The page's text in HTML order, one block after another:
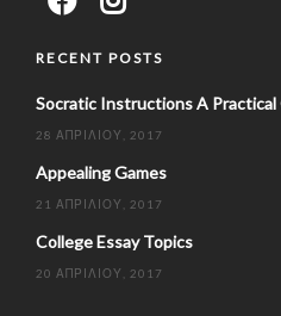
RECENT POSTS
Socratic Instructions A Practical
28 ΑΠΡΙΛΊΟΥ, 2017
Appealing Games
21 ΑΠΡΙΛΊΟΥ, 2017
College Essay Topics
20 ΑΠΡΙΛΊΟΥ, 2017